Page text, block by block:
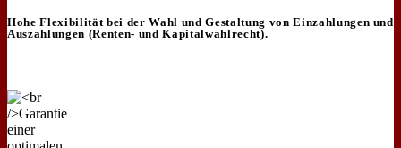
Hohe Flexibilität bei der Wahl und Gestaltung von Einzahlungen und
Auszahlungen (Renten- und Kapitalwahlrecht).